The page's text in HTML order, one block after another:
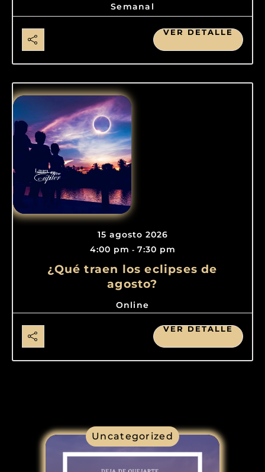
Semanal
VER DETALLE
15 agosto 2026
4:00 pm - 7:30 pm
¿Qué traen los eclipses de
agosto?
Online
VER DETALLE
Uncategorized